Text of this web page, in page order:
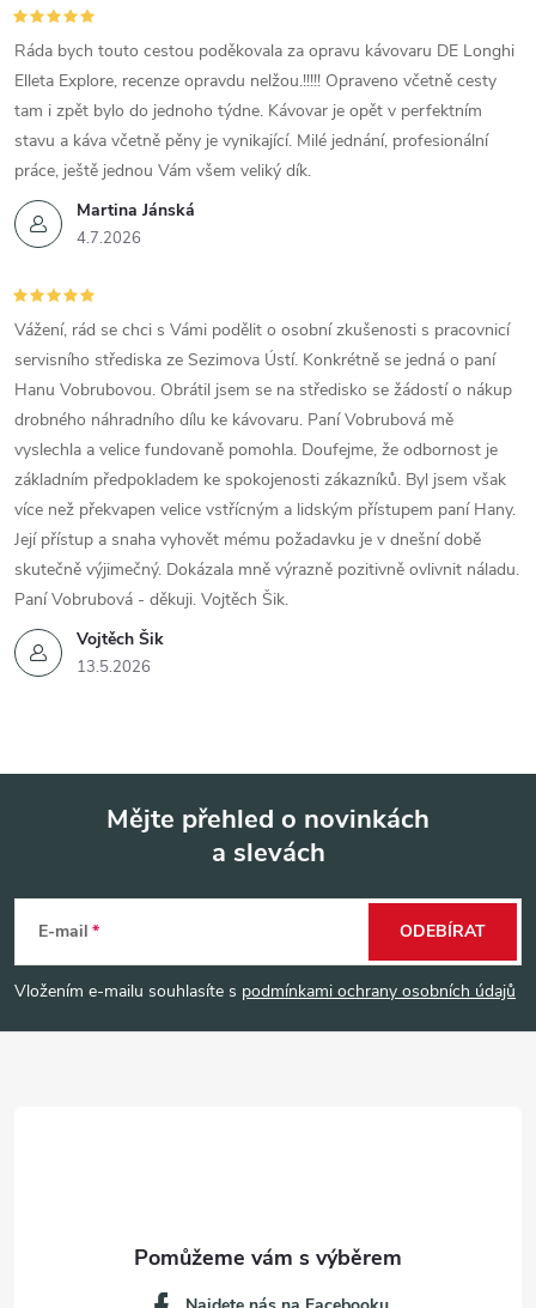
Martina Jánská
4.7.2026
Ráda bych touto cestou poděkovala za opravu kávovaru DE Longhi
Elleta Explore, recenze opravdu nelžou.!!!!! Opraveno včetně cesty
tam i zpět bylo do jednoho týdne. Kávovar je opět v perfektním
stavu a káva včetně pěny je vynikající. Milé jednání, profesionální
práce, ještě jednou Vám všem veliký dík.
Vojtěch Šik
13.5.2026
Vážení, rád se chci s Vámi podělit o osobní zkušenosti s pracovnicí
servisního střediska ze Sezimova Ústí. Konkrétně se jedná o paní
Hanu Vobrubovou. Obrátil jsem se na středisko se žádostí o nákup
drobného náhradního dílu ke kávovaru. Paní Vobrubová mě
vyslechla a velice fundovaně pomohla. Doufejme, že odbornost je
základním předpokladem ke spokojenosti zákazníků. Byl jsem však
více než překvapen velice vstřícným a lidským přístupem paní Hany.
Její přístup a snaha vyhovět mému požadavku je v dnešní době
skutečně výjimečný. Dokázala mně výrazně pozitivně ovlivnit náladu.
Paní Vobrubová - děkuji. Vojtěch Šik.
p
Mějte přehled o novinkách
a slevách
E-mail
Vložením e-mailu souhlasíte s podmínkami ochrany osobních údajů
ODEBÍRAT